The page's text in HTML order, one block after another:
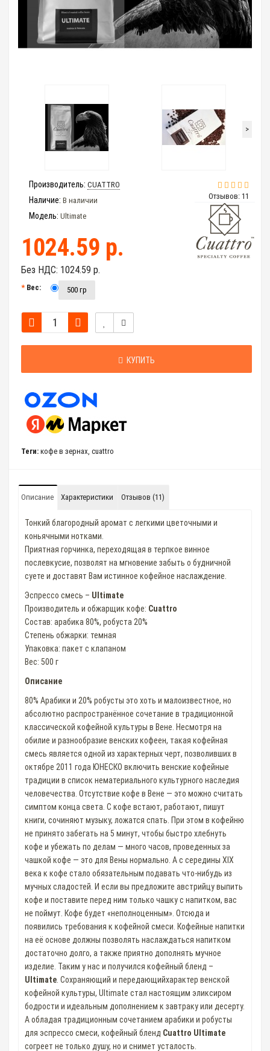
>
Отзывов: 11
Производитель: CUATTRO
Наличие: В наличии
Модель: Ultimate
1024.59 р.
Без НДС: 1024.59 р.
Вес: 500 гр
КУПИТЬ
Теги: кофе в зернах, cuattro
Описание Характеристики Отзывов (11)
Тонкий благородный аромат c легкими цветочными и
коньячными нотками.
Приятная горчинка, переходящая в терпкое винное
послевкусие, позволят на мгновение забыть о будничной
суете и доставят Вам истинное кофейное наслаждение.
Эспрессо смесь – Ultimate
Производитель и обжарщик кофе: Cuattro
Состав: арабика 80%, робуста 20%
Степень обжарки: темная
Упаковка: пакет с клапаном
Вес: 500 г
Описание
80% Арабики и 20% робусты это хоть и малоизвестное, но
абсолютно распространённое сочетание в традиционной
классической кофейной культуры в Вене. Несмотря на
обилие и разнообразие венских кофеен, такая кофейная
смесь является одной из характерных черт, позволивших в
октябре 2011 года ЮНЕСКО включить венские кофейные
традиции в список нематериального культурного наследия
человечества. Отсутствие кофе в Вене — это можно считать
симптом конца света. С кофе встают, работают, пишут
книги, сочиняют музыку, ложатся спать. При этом в кофейню
не принято забегать на 5 минут, чтобы быстро хлебнуть
кофе и убежать по делам — много часов, проведенных за
чашкой кофе — это для Вены нормально. А с середины XIX
века к кофе стало обязательным подавать что-нибудь из
мучных сладостей. И если вы предложите австрийцу выпить
кофе и поставите перед ним только чашку с напитком, вас
не поймут. Кофе будет «неполноценным». Отсюда и
появились требования к кофейной смеси. Кофейные напитки
на её основе должны позволять наслаждаться напитком
достаточно долго, а также приятно дополнять мучное
изделие. Таким у нас и получился кофейный бленд –
Ultimate . Сохраняющий и передающийхарактер венской
кофейной культуры, Ultimate стал настоящим эликсиром
бодрости и идеальным дополнением к завтраку или десерту.
А обладая традиционным сочетанием арабики и робусты
для эспрессо смеси, кофейный бленд Cuattro Ultimate
согреет не только душу, но и снимет усталость.